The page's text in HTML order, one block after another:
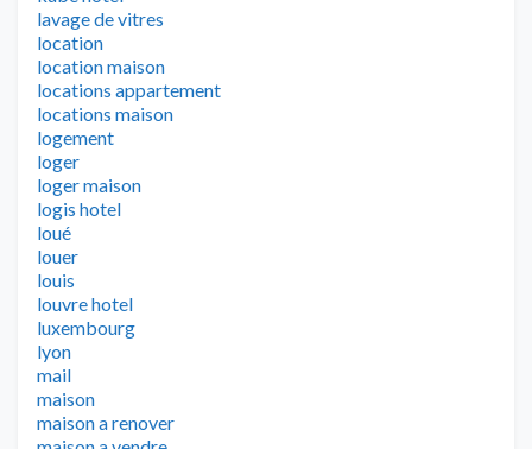
lavage de vitres
location
location maison
locations appartement
locations maison
logement
loger
loger maison
logis hotel
loué
louer
louis
louvre hotel
luxembourg
lyon
mail
maison
maison a renover